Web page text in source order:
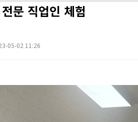
문 직업인 체험
05-02 11:26